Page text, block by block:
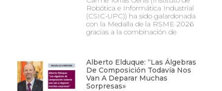
Robótica e Informática Industrial
(CSIC-UPC)) ha sido galardonada
con la Medalla de la RSME 2026
gracias a la combinación de
Alberto Elduque: “Las Álgebras
De Composición Todavía Nos
Van A Deparar Muchas
Sorpresas»